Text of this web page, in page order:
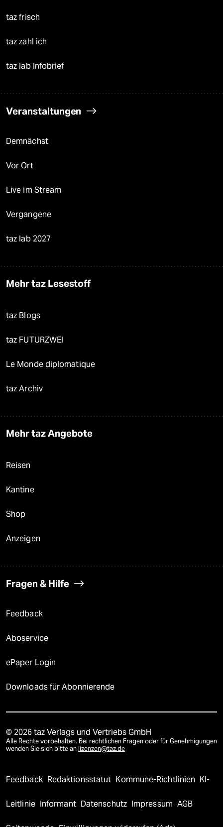
taz frisch
taz zahl ich
taz lab Infobrief
Veranstaltungen
Demnächst
Vor Ort
Live im Stream
Vergangene
taz lab 2027
Mehr taz Lesestoff
taz Blogs
taz FUTURZWEI
Le Monde diplomatique
taz Archiv
Mehr taz Angebote
Reisen
Kantine
Shop
Anzeigen
Fragen & Hilfe
Feedback
Aboservice
ePaper Login
Downloads für Abonnierende
© 2026 taz Verlags und Vertriebs GmbH
Alle Rechte vorbehalten. Bei rechtlichen Fragen oder für Genehmigungen
wenden Sie sich bitte an lizenzen@taz.de
Feedback Redaktionsstatut Kommune-Richtlinien KI-
Leitlinie Informant Datenschutz Impressum AGB